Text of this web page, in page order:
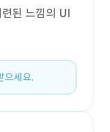
된 느낌의 UI
으세요.